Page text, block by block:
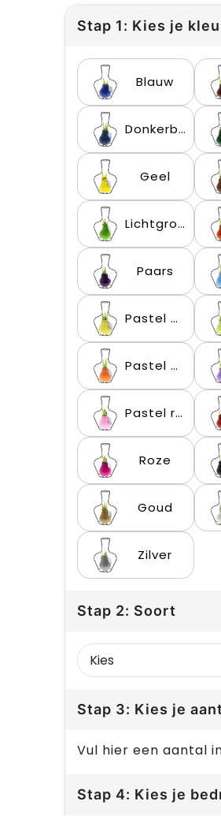
Stap 1: Kies je
Blauw
Donkerblauw
Geel
Lichtgroen
Paars
Pastel geel
Pastel oranje
Pastel roze
Roze
Goud
Zilver
Stap 2: Soort
Stap 3: Kies je
Vul hier een aantal
Stap 4: Kies je